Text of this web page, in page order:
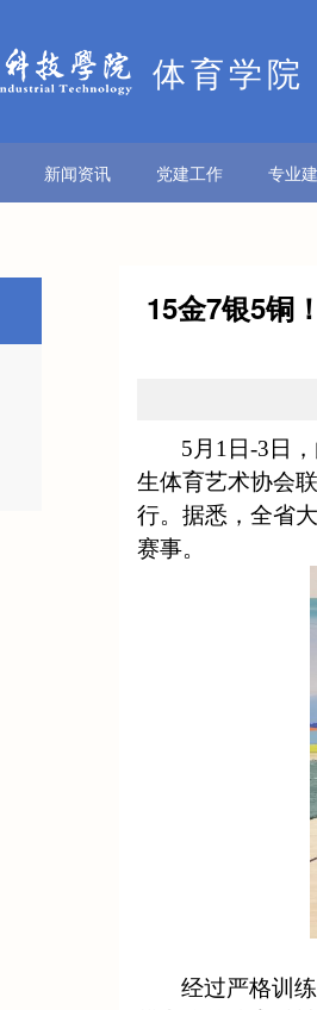
体育学院
新闻资讯 党建工作 专业
15金7银5铜
5 月 1 日-3 日
生体育艺术协会
行。据悉，全省
赛事。
经过严格训